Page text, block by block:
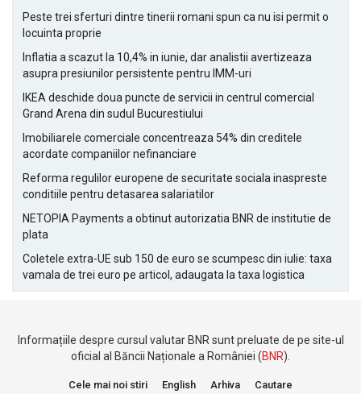
Peste trei sferturi dintre tinerii romani spun ca nu isi permit o
locuinta proprie
Inflatia a scazut la 10,4% in iunie, dar analistii avertizeaza
asupra presiunilor persistente pentru IMM-uri
IKEA deschide doua puncte de servicii in centrul comercial
Grand Arena din sudul Bucurestiului
Imobiliarele comerciale concentreaza 54% din creditele
acordate companiilor nefinanciare
Reforma regulilor europene de securitate sociala inaspreste
conditiile pentru detasarea salariatilor
NETOPIA Payments a obtinut autorizatia BNR de institutie de
plata
Coletele extra-UE sub 150 de euro se scumpesc din iulie: taxa
vamala de trei euro pe articol, adaugata la taxa logistica
Informațiile despre cursul valutar BNR sunt preluate de pe site-ul
oficial al Băncii Naționale a României (BNR).
Cele mai noi stiri English Arhiva Cautare